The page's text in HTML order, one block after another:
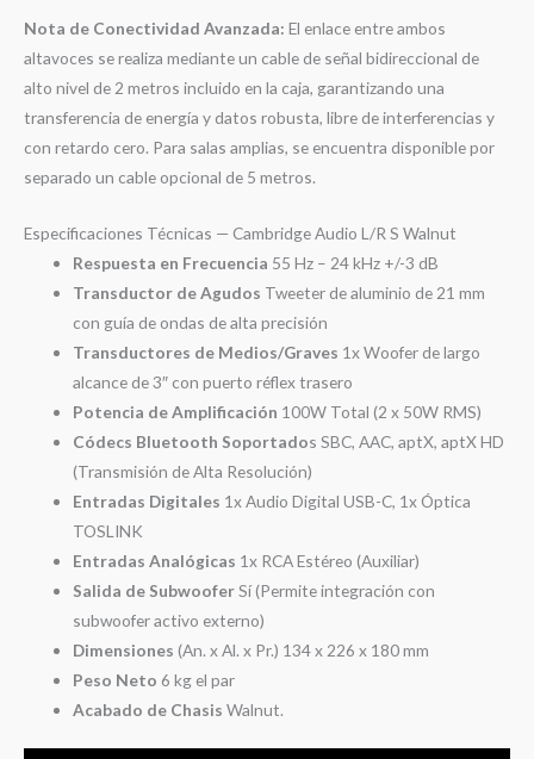
Nota de Conectividad Avanzada: El enlace entre ambos
altavoces se realiza mediante un cable de señal bidireccional de
alto nivel de 2 metros incluido en la caja, garantizando una
transferencia de energía y datos robusta, libre de interferencias y
con retardo cero. Para salas amplias, se encuentra disponible por
separado un cable opcional de 5 metros.
Especificaciones Técnicas — Cambridge Audio L/R S Walnut
Respuesta en Frecuencia 55 Hz – 24 kHz +/-3 dB
Transductor de Agudos Tweeter de aluminio de 21 mm
con guía de ondas de alta precisión
Transductores de Medios/Graves 1x Woofer de largo
alcance de 3″ con puerto réflex trasero
Potencia de Amplificación 100W Total (2 x 50W RMS)
Códecs Bluetooth Soportados SBC, AAC, aptX, aptX HD
(Transmisión de Alta Resolución)
Entradas Digitales 1x Audio Digital USB-C, 1x Óptica
TOSLINK
Entradas Analógicas 1x RCA Estéreo (Auxiliar)
Salida de SubwooferSí (Permite integración con
subwoofer activo externo)
Dimensiones (An. x Al. x Pr.) 134 x 226 x 180 mm
Peso Neto 6 kg el par
Acabado de Chasis Walnut.